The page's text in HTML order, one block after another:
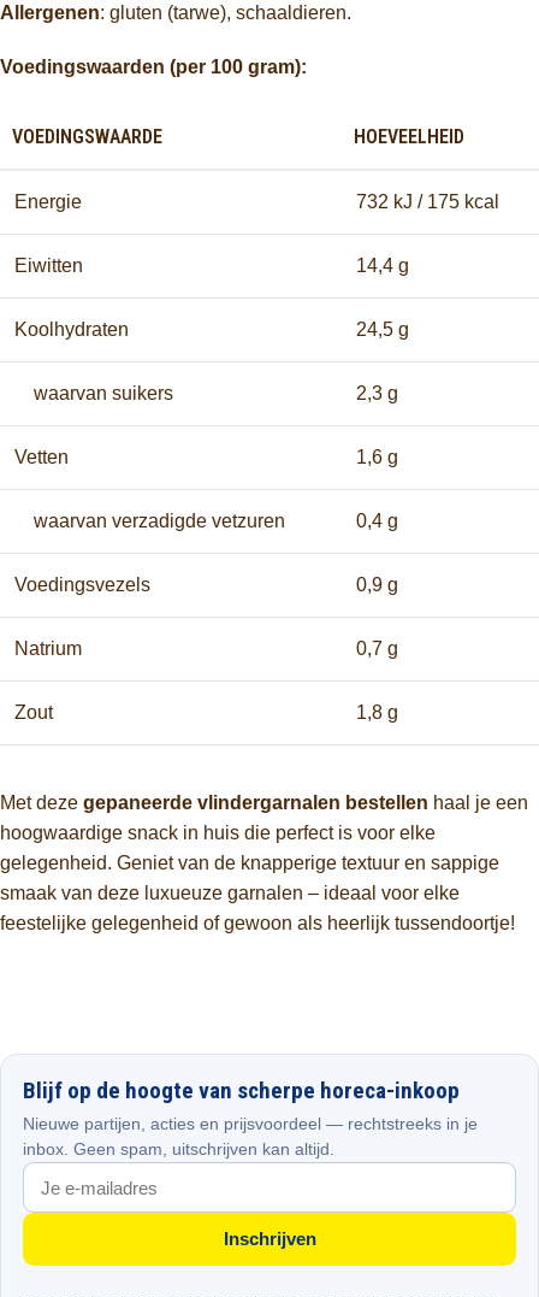
Allergenen: gluten (tarwe), schaaldieren.
Voedingswaarden (per 100 gram):
VOEDINGSWAARDE HOEVEELHEID
Energie 732 kJ / 175 kcal
Eiwitten 14,4 g
Koolhydraten 24,5 g
waarvan suikers 2,3 g
Vetten 1,6 g
waarvan verzadigde vetzuren 0,4 g
Voedingsvezels 0,9 g
Natrium 0,7 g
Zout 1,8 g
Met deze gepaneerde vlindergarnalen bestellen haal je een
hoogwaardige snack in huis die perfect is voor elke
gelegenheid. Geniet van de knapperige textuur en sappige
smaak van deze luxueuze garnalen – ideaal voor elke
feestelijke gelegenheid of gewoon als heerlijk tussendoortje!
Blijf op de hoogte van scherpe horeca-inkoop
Nieuwe partijen, acties en prijsvoordeel — rechtstreeks in je
inbox. Geen spam, uitschrijven kan altijd.
Inschrijven